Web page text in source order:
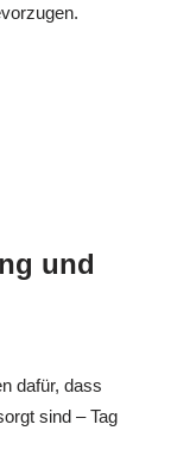
und
dafür, dass
sind – Tag